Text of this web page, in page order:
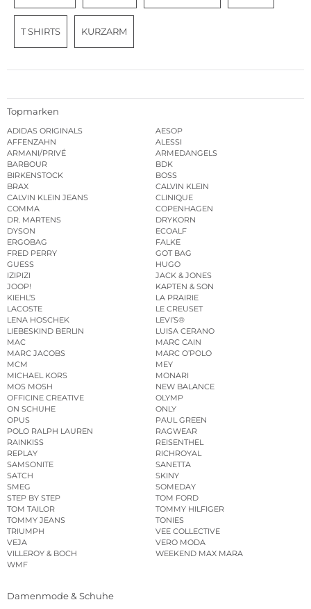
T SHIRTS KURZARM
Topmarken
ADIDAS ORIGINALS
AESOP
AFFENZAHN
ALESSI
ARMANI/PRIVÉ
ARMEDANGELS
BARBOUR
BDK
BIRKENSTOCK
BOSS
BRAX
CALVIN KLEIN
CALVIN KLEIN JEANS
CLINIQUE
COMMA
COPENHAGEN
DR. MARTENS
DRYKORN
DYSON
ECOALF
ERGOBAG
FALKE
FRED PERRY
GOT BAG
GUESS
HUGO
IZIPIZI
JACK & JONES
JOOP!
KAPTEN & SON
KIEHL’S
LA PRAIRIE
LACOSTE
LE CREUSET
LENA HOSCHEK
LEVI’S®
LIEBESKIND BERLIN
LUISA CERANO
MAC
MARC CAIN
MARC JACOBS
MARC O’POLO
MCM
MEY
MICHAEL KORS
MONARI
MOS MOSH
NEW BALANCE
OFFICINE CREATIVE
OLYMP
ON SCHUHE
ONLY
OPUS
PAUL GREEN
POLO RALPH LAUREN
RAGWEAR
RAINKISS
REISENTHEL
REPLAY
RICHROYAL
SAMSONITE
SANETTA
SATCH
SKINY
SMEG
SOMEDAY
STEP BY STEP
TOM FORD
TOM TAILOR
TOMMY HILFIGER
TOMMY JEANS
TONIES
TRIUMPH
VEE COLLECTIVE
VEJA
VERO MODA
VILLEROY & BOCH
WEEKEND MAX MARA
WMF
Damenmode & Schuhe